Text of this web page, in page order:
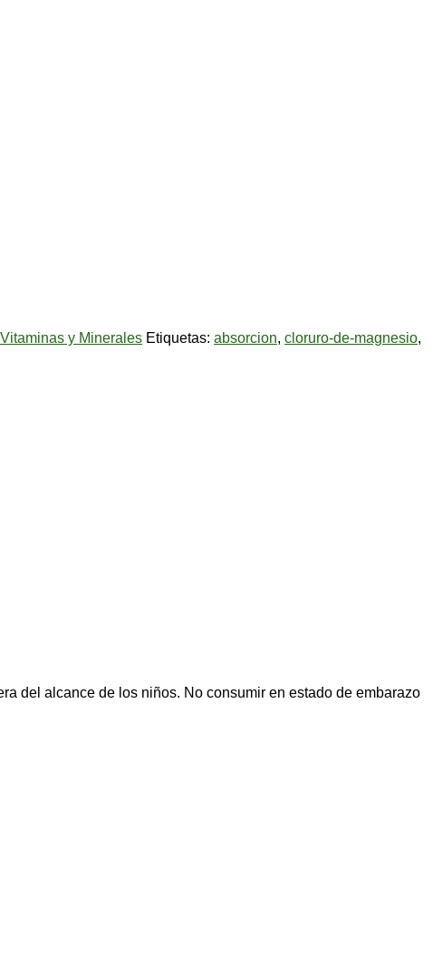
Vitaminas y Minerales Etiquetas: absorcion, cloruro-de-magnesio,
del alcance de los niños. No consumir en estado de embarazo